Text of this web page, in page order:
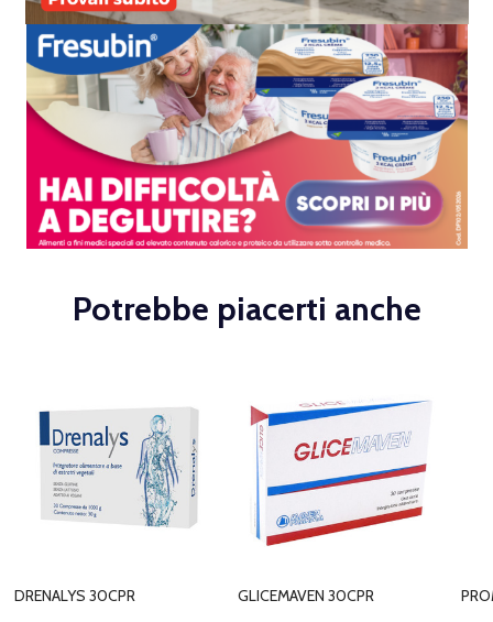
Potrebbe piacerti anche
DRENALYS 30CPR GLICEMAVEN 30CPR